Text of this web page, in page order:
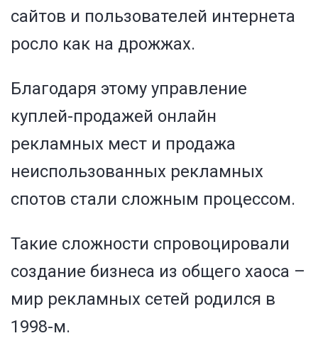
сайтов и пользователей интернета
росло как на дрожжах.
Благодаря этому управление
куплей-продажей онлайн
рекламных мест и продажа
неиспользованных рекламных
спотов стали сложным процессом.
Такие сложности спровоцировали
создание бизнеса из общего хаоса –
мир рекламных сетей родился в
1998-м.